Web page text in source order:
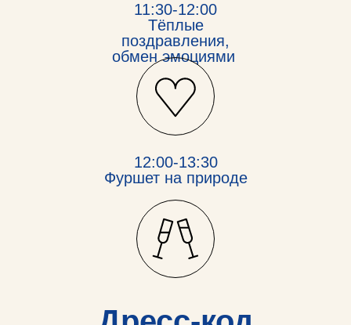
11:30-12:00
Тёплые
поздравления,
обмен эмоциями
12:00-13:30
Фуршет на природе